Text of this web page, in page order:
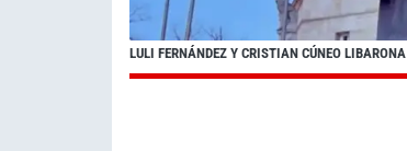
LULI FERNÁNDEZ Y CRISTIAN CÚNEO LIBARONA